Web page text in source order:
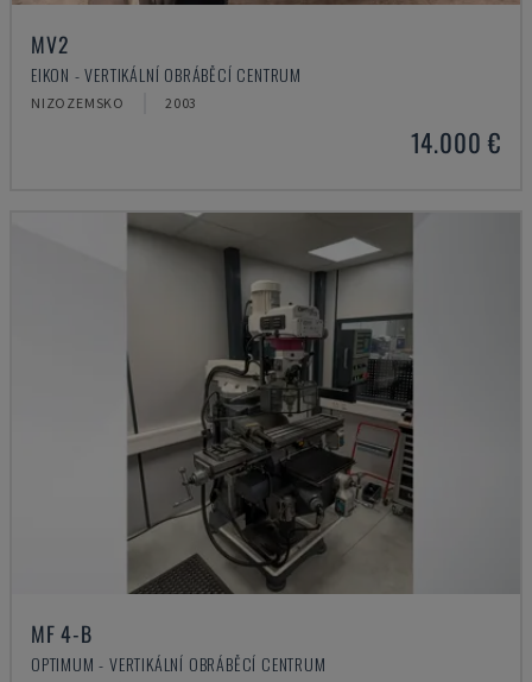
MV2
EIKON - VERTIKÁLNÍ OBRÁBĚCÍ CENTRUM
NIZOZEMSKO 2003
14.000 €
MF 4-B
OPTIMUM - VERTIKÁLNÍ OBRÁBĚCÍ CENTRUM